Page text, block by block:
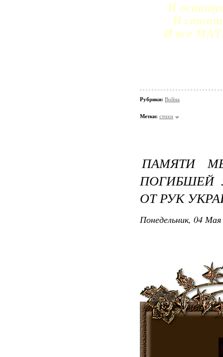
И
И стоит
И все
Рубрики: Война
Метки: стихи
ПАМЯТИ
ПОГИБШЕЙ
ОТ РУК
Понедельник, 04